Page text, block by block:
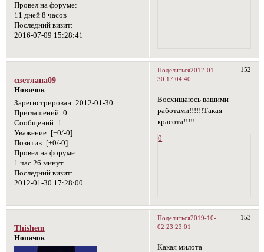
Провел на форуме:
11 дней 8 часов
Последний визит:
2016-07-09 15:28:41
Поделиться 152
2012-01-
30 17:04:40
светлана09
Новичок
Зарегистрирован: 2012-01-30
Приглашений: 0
Сообщений: 1
Уважение: [+0/-0]
Позитив: [+0/-0]
Провел на форуме:
1 час 26 минут
Последний визит:
2012-01-30 17:28:00
Восхищаюсь вашими
работами!!!!!!Такая
красота!!!!!
0
Поделиться 153
2019-10-
02 23:23:01
Thishem
Новичок
Какая милота